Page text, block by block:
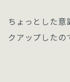
ちょっとした意
クアップしたの